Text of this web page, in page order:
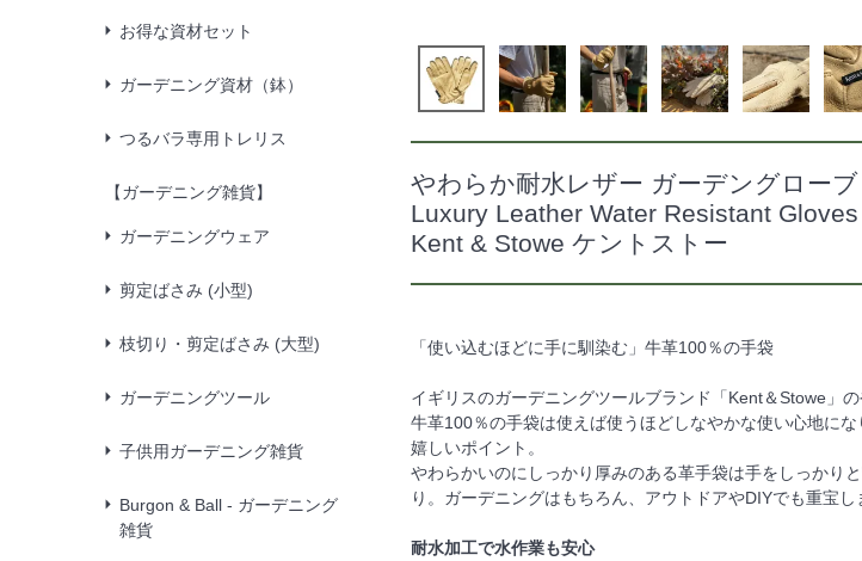
お得な資材セット
ガーデニング資材（鉢）
つるバラ専用トレリス
【ガーデニング雑貨】
ガーデニングウェア
剪定ばさみ (小型)
枝切り・剪定ばさみ (大型)
ガーデニングツール
子供用ガーデニング雑貨
Burgon & Ball - ガーデニング
雑貨
やわらか耐水レザー ガーデングロー
Luxury Leather Water Resistant
Kent & Stowe ケントストー
「使い込むほどに手に馴染む」牛革100％の手袋
イギリスのガーデニングツールブランド「Kent＆Stowe」の
牛革100％の手袋は使えば使うほどしなやかな使い心地に
嬉しいポイント。
やわらかいのにしっかり厚みのある革手袋は手をしっかり
り。ガーデニングはもちろん、アウトドアやDIYでも重宝し
耐水加工で水作業も安心